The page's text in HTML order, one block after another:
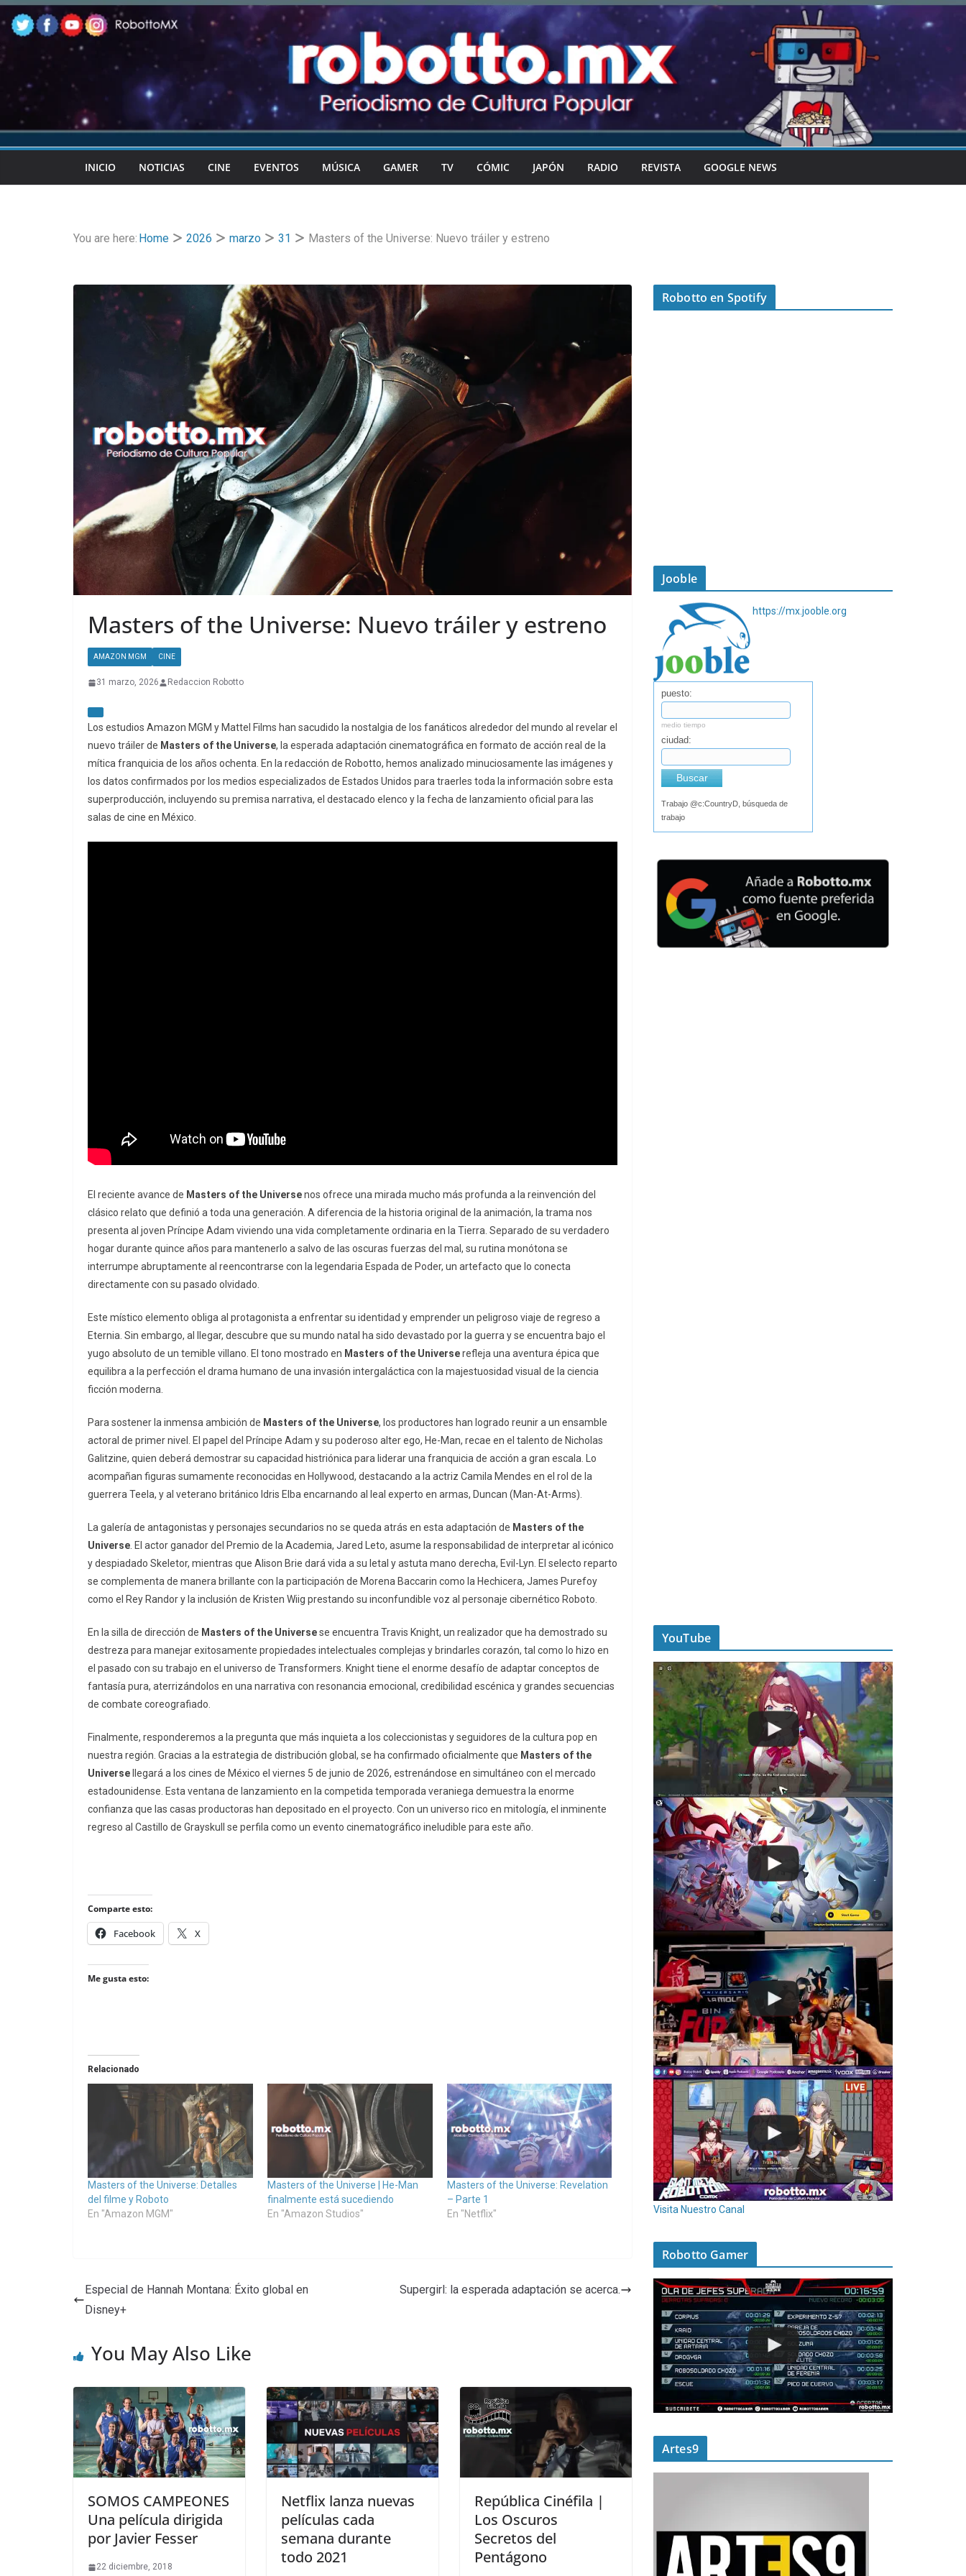
Skip
to
content
INICIO NOTICIAS CINE EVENTOS MÚSICA GAMER TV CÓMIC JAPÓN RADIO REVISTA GOOGLE NEWS
You are here: Home 2026 marzo 31 Masters of the Universe: Nuevo tráiler y estreno
Masters of the Universe: Nuevo tráiler y estreno
AMAZON MGM CINE
31 marzo, 2026 Redaccion Robotto
Los estudios Amazon MGM y Mattel Films han sacudido la nostalgia de los fanáticos alrededor del mundo al revelar el
nuevo tráiler de Masters of the Universe, la esperada adaptación cinematográfica en formato de acción real de la
mítica franquicia de los años ochenta. En la redacción de Robotto, hemos analizado minuciosamente las imágenes y
los datos confirmados por los medios especializados de Estados Unidos para traerles toda la información sobre esta
superproducción, incluyendo su premisa narrativa, el destacado elenco y la fecha de lanzamiento oficial para las
salas de cine en México.
El reciente avance de Masters of the Universenos ofrece una mirada mucho más profunda a la reinvención del
clásico relato que definió a toda una generación. A diferencia de la historia original de la animación, la trama nos
presenta al joven Príncipe Adam viviendo una vida completamente ordinaria en la Tierra. Separado de su verdadero
hogar durante quince años para mantenerlo a salvo de las oscuras fuerzas del mal, su rutina monótona se
interrumpe abruptamente al reencontrarse con la legendaria Espada de Poder, un artefacto que lo conecta
directamente con su pasado olvidado.
Este místico elemento obliga al protagonista a enfrentar su identidad y emprender un peligroso viaje de regreso a
Eternia. Sin embargo, al llegar, descubre que su mundo natal ha sido devastado por la guerra y se encuentra bajo el
yugo absoluto de un temible villano. El tono mostrado en Masters of the Universerefleja una aventura épica que
equilibra a la perfección el drama humano de una invasión intergaláctica con la majestuosidad visual de la ciencia
ficción moderna.
Para sostener la inmensa ambición de Masters of the Universe, los productores han logrado reunir a un ensamble
actoral de primer nivel. El papel del Príncipe Adam y su poderoso alter ego, He-Man, recae en el talento de Nicholas
Galitzine, quien deberá demostrar su capacidad histriónica para liderar una franquicia de acción a gran escala. Lo
acompañan figuras sumamente reconocidas en Hollywood, destacando a la actriz Camila Mendes en el rol de la
guerrera Teela, y al veterano británico Idris Elba encarnando al leal experto en armas, Duncan (Man-At-Arms).
La galería de antagonistas y personajes secundarios no se queda atrás en esta adaptación de Masters of the
Universe . El actor ganador del Premio de la Academia, Jared Leto, asume la responsabilidad de interpretar al icónico
y despiadado Skeletor, mientras que Alison Brie dará vida a su letal y astuta mano derecha, Evil-Lyn. El selecto reparto
se complementa de manera brillante con la participación de Morena Baccarin como la Hechicera, James Purefoy
como el Rey Randor y la inclusión de Kristen Wiig prestando su inconfundible voz al personaje cibernético Roboto.
En la silla de dirección de Masters of the Universese encuentra Travis Knight, un realizador que ha demostrado su
destreza para manejar exitosamente propiedades intelectuales complejas y brindarles corazón, tal como lo hizo en
el pasado con su trabajo en el universo de Transformers . Knight tiene el enorme desafío de adaptar conceptos de
fantasía pura, aterrizándolos en una narrativa con resonancia emocional, credibilidad escénica y grandes secuencias
de combate coreografiado.
Finalmente, responderemos a la pregunta que más inquieta a los coleccionistas y seguidores de la cultura pop en
nuestra región. Gracias a la estrategia de distribución global, se ha confirmado oficialmente que Masters of the
Universe llegará a los cines de México el viernes 5 de junio de 2026, estrenándose en simultáneo con el mercado
estadounidense. Esta ventana de lanzamiento en la competida temporada veraniega demuestra la enorme
confianza que las casas productoras han depositado en el proyecto. Con un universo rico en mitología, el inminente
regreso al Castillo de Grayskull se perfila como un evento cinematográfico ineludible para este año.
Comparte esto:
Facebook X
Me gusta esto:
Relacionado
Masters of the Universe: Detalles
del filme y Roboto
En "Amazon MGM"
Masters of the Universe | He-Man
finalmente está sucediendo
En "Amazon Studios"
Masters of the Universe: Revelation
– Parte 1
En "Netflix"
Especial de Hannah Montana: Éxito global en
Disney+
Supergirl: la esperada adaptación se acerca.
You May Also Like
SOMOS CAMPEONES
Una película dirigida
por Javier Fesser
22 diciembre, 2018
Netflix lanza nuevas
películas cada
semana durante
todo 2021
República Cinéfila |
Los Oscuros
Secretos del
Pentágono
Robotto en Spotify
Jooble
https://mx.jooble.org
puesto:
medio tiempo
ciudad:
Buscar
Trabajo @c:CountryD, búsqueda de
trabajo
YouTube
Visita Nuestro Canal
Robotto Gamer
Artes9